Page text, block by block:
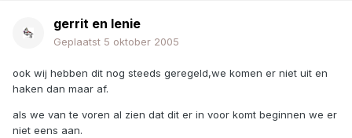
gerrit en lenie
Geplaatst 5 oktober 2005
ook wij hebben dit nog steeds geregeld,we komen er niet uit en
haken dan maar af.
als we van te voren al zien dat dit er in voor komt beginnen we er
niet eens aan.